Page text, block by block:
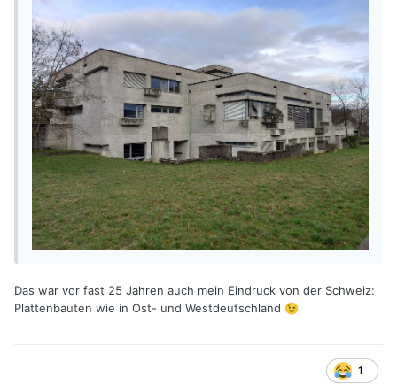
Das war vor fast 25 Jahren auch mein Eindruck von der Schweiz:
Plattenbauten wie in Ost- und Westdeutschland 😉
1